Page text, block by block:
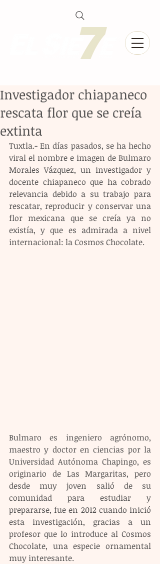
Investigador chiapaneco
rescata flor que se creía
extinta
Tuxtla.- En días pasados, se ha hecho
viral el nombre e imagen de Bulmaro
Morales Vázquez, un investigador y
docente chiapaneco que ha cobrado
relevancia debido a su trabajo para
rescatar, reproducir y conservar una
flor mexicana que se creía ya no
existía, y que es admirada a nivel
internacional: la Cosmos Chocolate.
Bulmaro es ingeniero agrónomo,
maestro y doctor en ciencias por la
Universidad Autónoma Chapingo, es
originario de Las Margaritas, pero
desde muy joven salió de su
comunidad para estudiar y
prepararse, fue en 2012 cuando inició
esta investigación, gracias a un
profesor que lo introduce al Cosmos
Chocolate, una especie ornamental
muy interesante.